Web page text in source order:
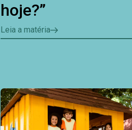
hoje?”
Leia a matéria